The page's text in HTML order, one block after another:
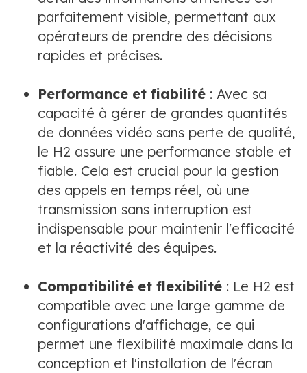
parfaitement visible, permettant aux
opérateurs de prendre des décisions
rapides et précises.
Performance et fiabilité : Avec sa
capacité à gérer de grandes quantités
de données vidéo sans perte de qualité,
le H2 assure une performance stable et
fiable. Cela est crucial pour la gestion
des appels en temps réel, où une
transmission sans interruption est
indispensable pour maintenir l'efficacité
et la réactivité des équipes.
Compatibilité et flexibilité : Le H2 est
compatible avec une large gamme de
configurations d'affichage, ce qui
permet une flexibilité maximale dans la
conception et l'installation de l'écran